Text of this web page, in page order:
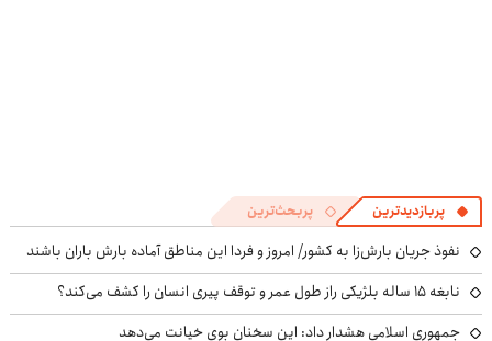
پربازدیدترین پربحث‌ترین
نفوذ جریان بارش‌زا به کشور/ امروز و فردا این مناطق آماده بارش باران باشند
نابغه ۱۵ ساله بلژیکی راز طول عمر و توقف پیری انسان را کشف می‌کند؟
جمهوری اسلامی هشدار داد: این سخنان بوی خیانت می‌دهد